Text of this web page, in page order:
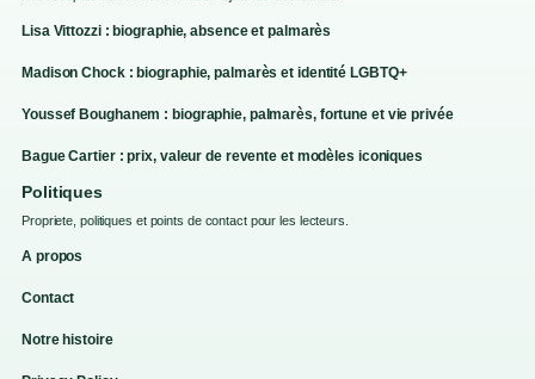
Lisa Vittozzi : biographie, absence et palmarès
Madison Chock : biographie, palmarès et identité LGBTQ+
Youssef Boughanem : biographie, palmarès, fortune et vie privée
Bague Cartier : prix, valeur de revente et modèles iconiques
Politiques
Propriete, politiques et points de contact pour les lecteurs.
A propos
Contact
Notre histoire